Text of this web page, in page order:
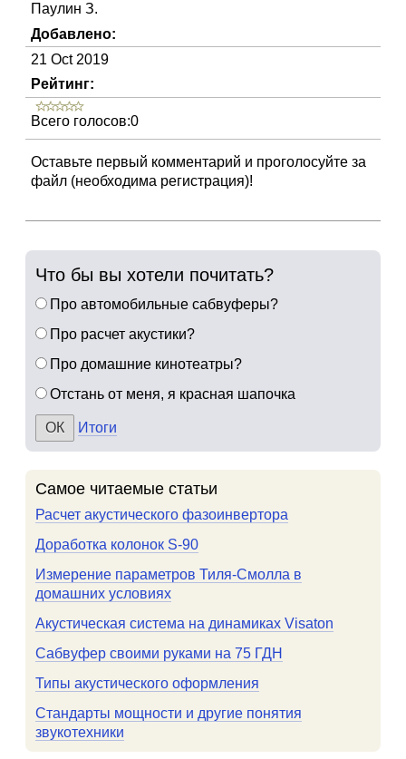
Паулин З.
Добавлено:
21 Oct 2019
Рейтинг:
Всего голосов:0
Оставьте первый комментарий и проголосуйте за
файл (необходима регистрация)!
Что бы вы хотели почитать?
Про автомобильные сабвуферы?
Про расчет акустики?
Про домашние кинотеатры?
Отстань от меня, я красная шапочка
Итоги
Самое читаемые статьи
Расчет акустического фазоинвертора
Доработка колонок S-90
Измерение параметров Тиля-Смолла в
домашних условиях
Акустическая система на динамиках Visaton
Сабвуфер своими руками на 75 ГДН
Типы акустического оформления
Стандарты мощности и другие понятия
звукотехники